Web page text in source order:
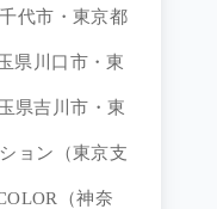
代市・東京都
県川口市・東
県吉川市・東
ョン（東京支
（神奈